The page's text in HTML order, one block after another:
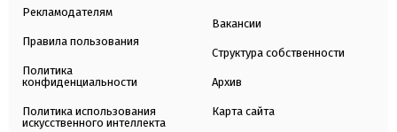
Рекламодателям
Правила пользования
Политика
конфиденциальности
Политика использования
искусственного интеллекта
Вакансии
Структура собственности
Архив
Карта сайта